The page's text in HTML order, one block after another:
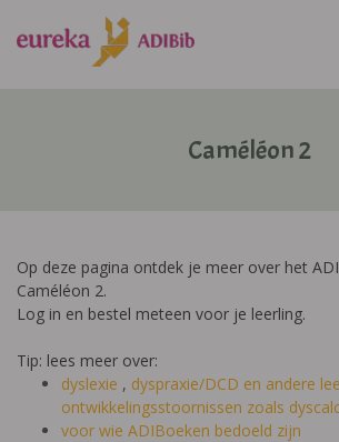
Caméléon 2
Op deze pagina ontdek je meer over het
Caméléon 2.
Log in en bestel meteen voor je leerling.
Tip: lees meer over:
dyslexie , dyspraxie/DCD en andere
ontwikkelingsstoornissen zoals
voor wie ADIBoeken bedoeld zijn